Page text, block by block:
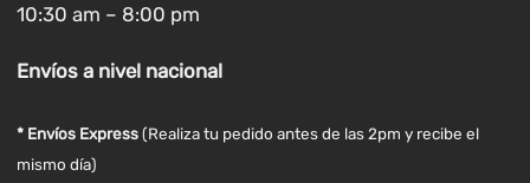
10:30 am – 8:00 pm
Envíosa nivel nacional
* Envíos Express(Realiza tu pedido antes de las 2pm y recibe el
mismo día)